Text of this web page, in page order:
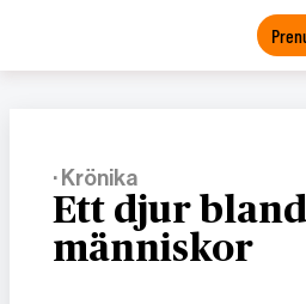
· Krönika
Ett djur bland
människor